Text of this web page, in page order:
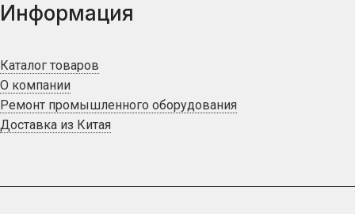
Информация
Каталог товаров
О компании
Ремонт промышленного оборудования
Доставка из Китая